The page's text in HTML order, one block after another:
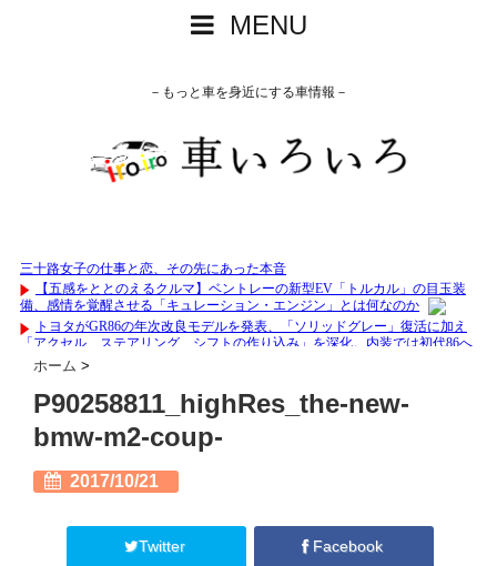
MENU
－もっと車を身近にする車情報－
ホーム >
P90258811_highRes_the-new-
bmw-m2-coup-
2017/10/21
Twitter Facebook